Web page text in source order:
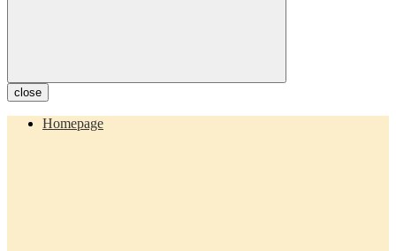
close
Homepage